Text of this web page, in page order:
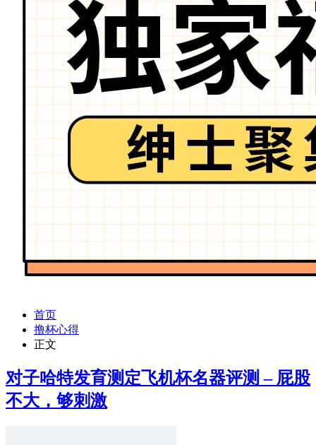
首页
撸杯心得
正文
对子哈特发育测定飞机杯名器评测 – 屁股
不大，够刺激